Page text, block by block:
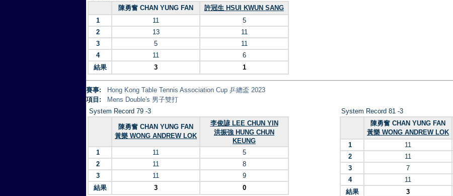
陳勇奮 CHAN YUNG FAN
許冠生 HSUI KWUN SANG
1
11
5
2
13
11
3
5
11
4
11
6
結果
3 1
賽事:
Hong Kong Table Tennis Association Cup 乒總盃 2023
項目:
Mens Double's 男子雙打
System Record 79 -3
陳勇奮 CHAN YUNG FAN
黃樂 WONG ANDREW LOK
李俊諺 LEE CHUN YIN
洪振強 HUNG CHUN
KEUNG
1
11
5
2
11
8
3
11
9
結果
3 0
System Record 81 -3
陳勇奮 CHAN YUNG FAN
黃樂 WONG ANDREW LOK
1
11
2
11
3
7
4
11
結果
3